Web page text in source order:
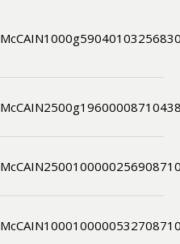
McCAIN1000g590401
McCAIN2500g196000
McCAIN25001000002569
McCAIN10001000005327